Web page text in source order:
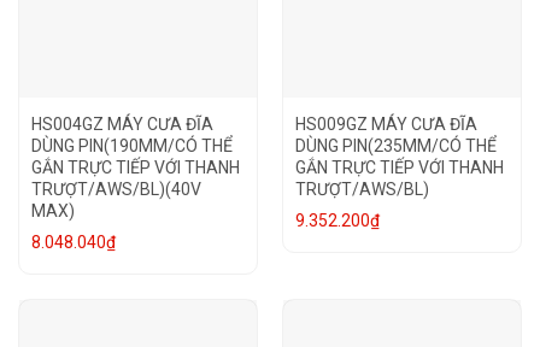
HS004GZ MÁY CƯA ĐĨA
DÙNG PIN(190MM/CÓ THỂ
GẮN TRỰC TIẾP VỚI THANH
TRƯỢT/AWS/BL)(40V
MAX)
8.048.040₫
HS009GZ MÁY CƯA ĐĨA
DÙNG PIN(235MM/CÓ THỂ
GẮN TRỰC TIẾP VỚI THANH
TRƯỢT/AWS/BL)
9.352.200₫